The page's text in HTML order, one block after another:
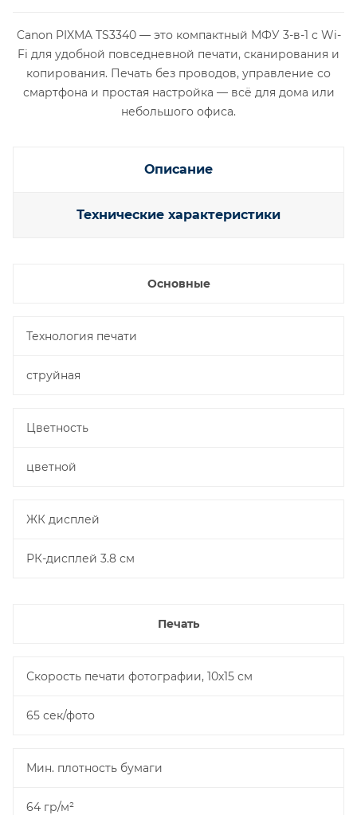
Canon PIXMA TS3340 — это компактный МФУ 3-в-1 с Wi-
Fi для удобной повседневной печати, сканирования и
копирования. Печать без проводов, управление со
смартфона и простая настройка — всё для дома или
небольшого офиса.
Описание
Технические характеристики
Основные
Технология печати
струйная
Цветность
цветной
ЖК дисплей
РК-дисплей 3.8 см
Печать
Скорость печати фотографии, 10х15 см
65 сек/фото
Мин. плотность бумаги
64 гр/м²